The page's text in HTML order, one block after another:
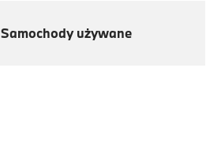
Samochody używane